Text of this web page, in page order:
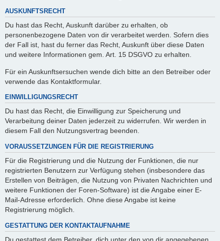
AUSKUNFTSRECHT
Du hast das Recht, Auskunft darüber zu erhalten, ob
personenbezogene Daten von dir verarbeitet werden. Sofern dies
der Fall ist, hast du ferner das Recht, Auskunft über diese Daten
und weitere Informationen gem. Art. 15 DSGVO zu erhalten.
Für ein Auskunftsersuchen wende dich bitte an den Betreiber oder
verwende das Kontaktformular.
EINWILLIGUNGSRECHT
Du hast das Recht, die Einwilligung zur Speicherung und
Verarbeitung deiner Daten jederzeit zu widerrufen. Wir werden in
diesem Fall den Nutzungsvertrag beenden.
VORAUSSETZUNGEN FÜR DIE REGISTRIERUNG
Für die Registrierung und die Nutzung der Funktionen, die nur
registrierten Benutzern zur Verfügung stehen (insbesondere das
Erstellen von Beiträgen, die Nutzung von Privaten Nachrichten und
weitere Funktionen der Foren-Software) ist die Angabe einer E-
Mail-Adresse erforderlich. Ohne diese Angabe ist keine
Registrierung möglich.
GESTATTUNG DER KONTAKTAUFNAHME